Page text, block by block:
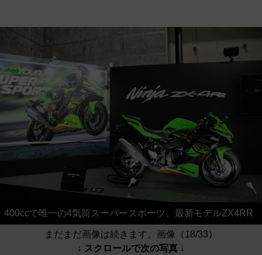
400ccで唯一の4気筒スーパースポーツ、最新モデルZX4RR
まだまだ画像は続きます。画像（18/33）
↓ スクロールで次の写真 ↓